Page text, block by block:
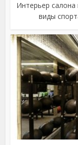
Интерьер
виды